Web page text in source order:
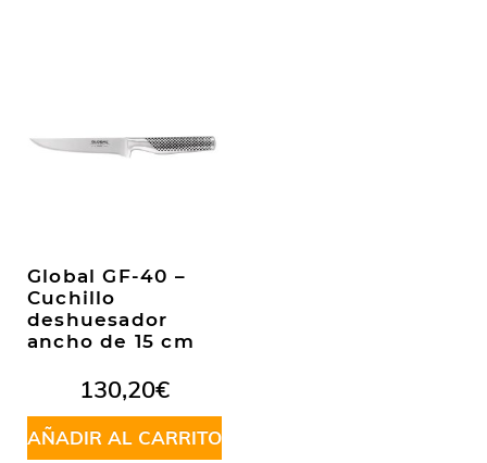
Global GF-40 –
Cuchillo
deshuesador
ancho de 15 cm
130,20€
AÑADIR AL CARRITO